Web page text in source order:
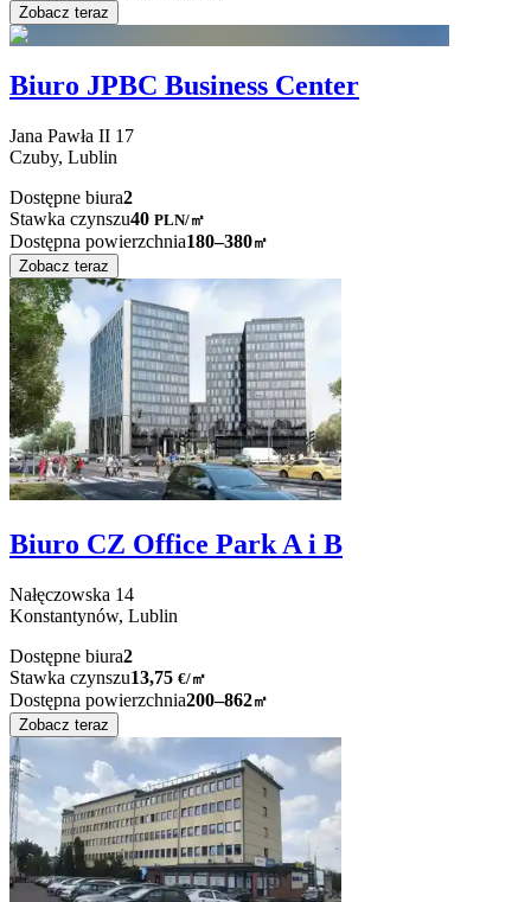
Zobacz teraz
Biuro JPBC Business Center
Jana Pawła II 17
Czuby, Lublin
Dostępne biura2
Stawka czynszu40 PLN/㎡
Dostępna powierzchnia180–380㎡
Zobacz teraz
Biuro CZ Office Park A i B
Nałęczowska 14
Konstantynów, Lublin
Dostępne biura2
Stawka czynszu13,75 €/㎡
Dostępna powierzchnia200–862㎡
Zobacz teraz